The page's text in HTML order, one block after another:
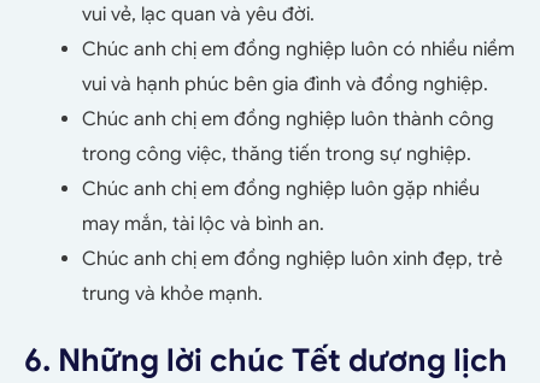
vui vẻ, lạc quan và yêu đời.
Chúc anh chị em đồng nghiệp luôn có nhiều niềm
vui và hạnh phúc bên gia đình và đồng nghiệp.
Chúc anh chị em đồng nghiệp luôn thành công
trong công việc, thăng tiến trong sự nghiệp.
Chúc anh chị em đồng nghiệp luôn gặp nhiều
may mắn, tài lộc và bình an.
Chúc anh chị em đồng nghiệp luôn xinh đẹp, trẻ
trung và khỏe mạnh.
6. Những lời chúc Tết dương lịch